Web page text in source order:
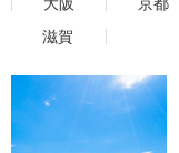
大阪
京都
滋賀